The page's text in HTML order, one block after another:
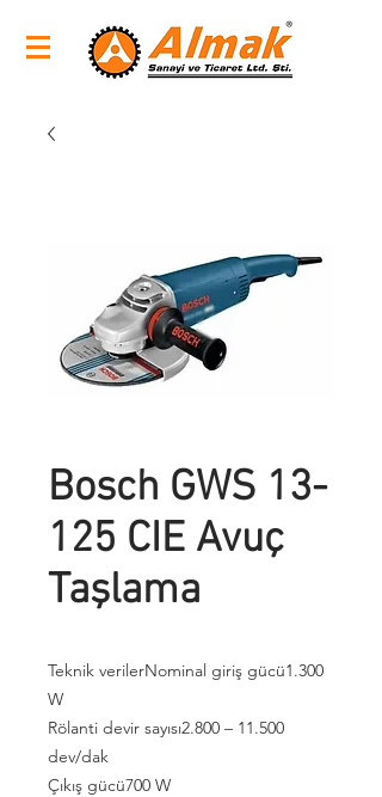
Bosch GWS 13-
125 CIE Avuç
Taşlama
Teknik verilerNominal giriş gücü1.300
W
Rölanti devir sayısı2.800 – 11.500
dev/dak
Çıkış gücü700 W